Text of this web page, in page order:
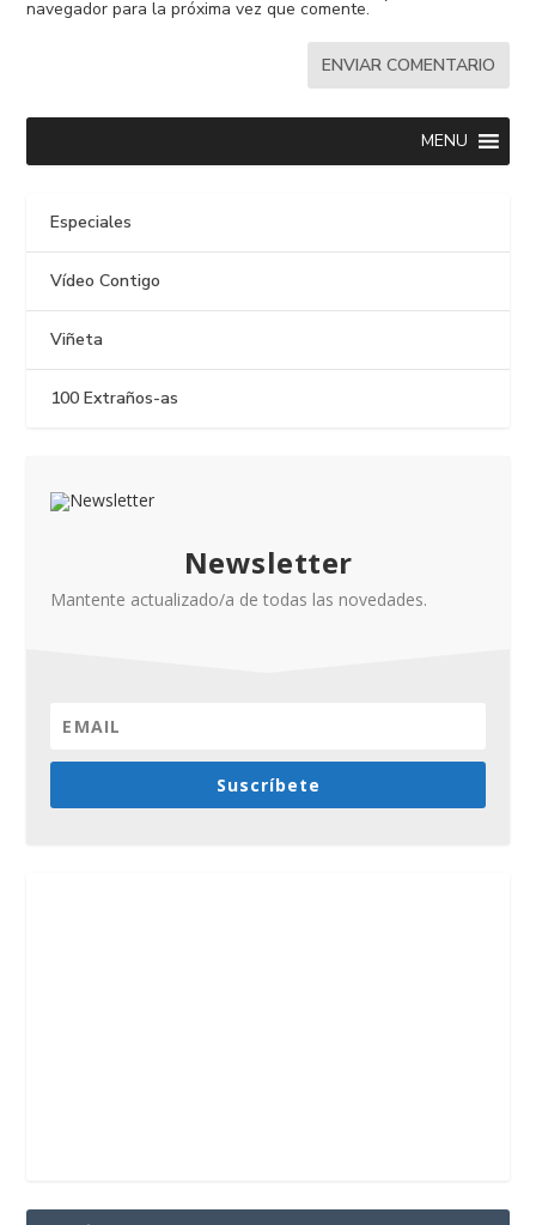
navegador para la próxima vez que comente.
MENU
Especiales
Vídeo Contigo
Viñeta
100 Extraños-as
Newsletter
Mantente actualizado/a de todas las novedades.
Suscríbete